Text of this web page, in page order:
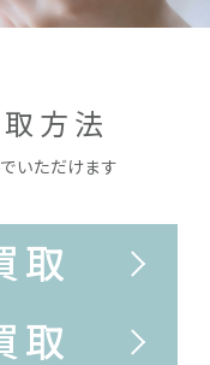
方法
いただけます
取
取